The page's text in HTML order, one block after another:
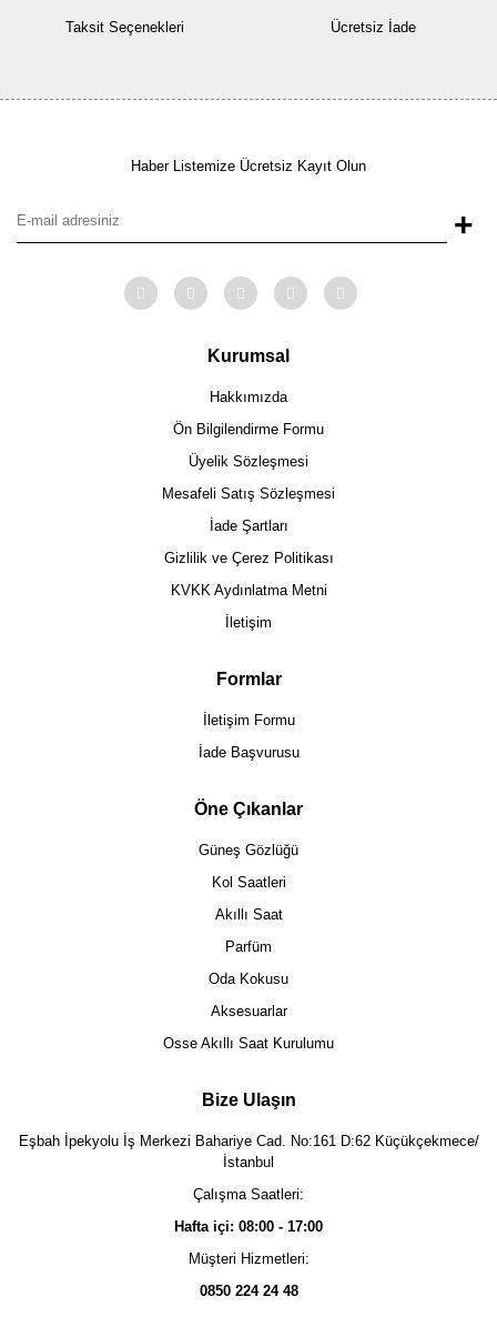
Taksit Seçenekleri Ücretsiz İade
Haber Listemize Ücretsiz Kayıt Olun
+
Kurumsal
Hakkımızda
Ön Bilgilendirme Formu
Üyelik Sözleşmesi
Mesafeli Satış Sözleşmesi
İade Şartları
Gizlilik ve Çerez Politikası
KVKK Aydınlatma Metni
İletişim
Formlar
İletişim Formu
İade Başvurusu
Öne Çıkanlar
Güneş Gözlüğü
Kol Saatleri
Akıllı Saat
Parfüm
Oda Kokusu
Aksesuarlar
Osse Akıllı Saat Kurulumu
Bize Ulaşın
Eşbah İpekyolu İş Merkezi Bahariye Cad. No:161 D:62 Küçükçekmece/
İstanbul
Çalışma Saatleri:
Hafta içi: 08:00 - 17:00
Müşteri Hizmetleri:
0850 224 24 48